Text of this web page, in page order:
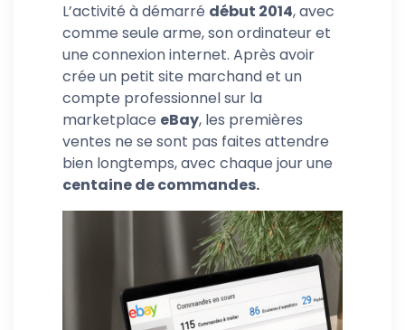
L’activité à démarré début 2014, avec
comme seule arme, son ordinateur et
une connexion internet. Après avoir
crée un petit site marchand et un
compte professionnel sur la
marketplace eBay, les premières
ventes ne se sont pas faites attendre
bien longtemps, avec chaque jour une
centaine de commandes.